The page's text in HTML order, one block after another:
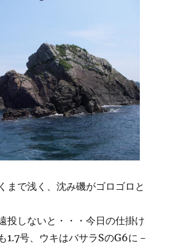
まで浅く、沈み磯がゴロゴロと
投しないと・・・今日の仕掛け
1.7号、ウキはバサラSのG6に－